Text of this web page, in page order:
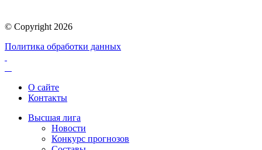
© Copyright 2026
Политика обработки данных
О сайте
Контакты
Высшая лига
Новости
Конкурс прогнозов